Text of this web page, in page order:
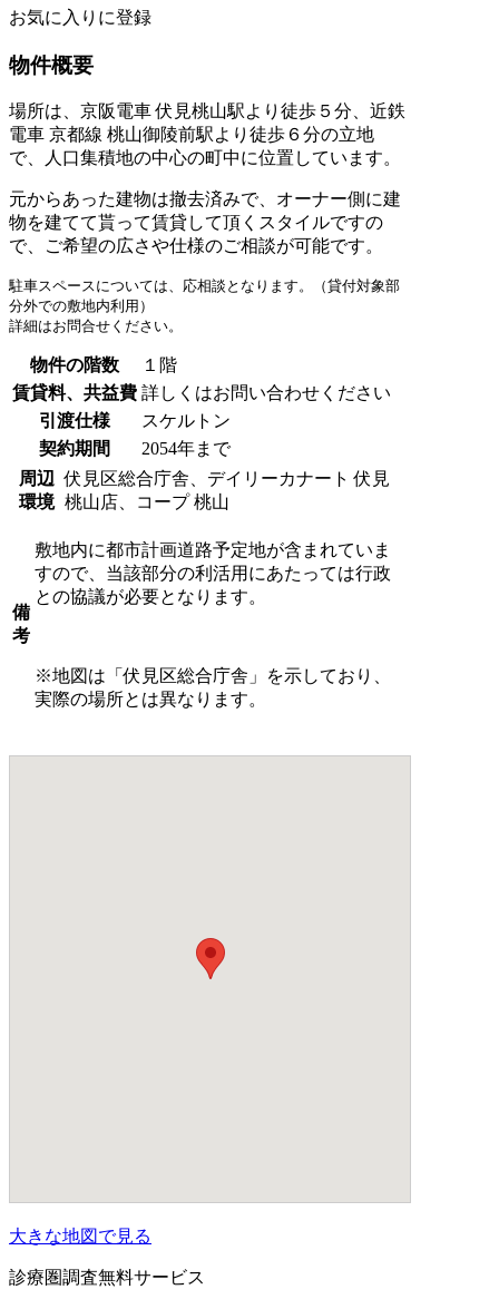
お気に入りに登録
物件概要
場所は、京阪電車 伏見桃山駅より徒歩５分、近鉄
電車 京都線 桃山御陵前駅より徒歩６分の立地
で、人口集積地の中心の町中に位置しています。
元からあった建物は撤去済みで、オーナー側に建
物を建てて貰って賃貸して頂くスタイルですの
で、ご希望の広さや仕様のご相談が可能です。
駐車スペースについては、応相談となります。（貸付対象部
分外での敷地内利用）
詳細はお問合せください。
物件の階数
１階
賃貸料、共益費 詳しくはお問い合わせください
引渡仕様
スケルトン
契約期間
2054年まで
周辺
環境
伏見区総合庁舎、デイリーカナート 伏見
桃山店、コープ 桃山
備
考
敷地内に都市計画道路予定地が含まれていま
すので、当該部分の利活用にあたっては行政
との協議が必要となります。
※地図は「伏見区総合庁舎」を示しており、
実際の場所とは異なります。
大きな地図で見る
診療圏調査無料サービス